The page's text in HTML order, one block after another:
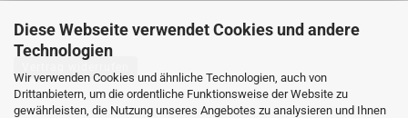
Diese Webseite verwendet Cookies und andere
Technologien
Wir verwenden Cookies und ähnliche Technologien, auch von
Drittanbietern, um die ordentliche Funktionsweise der Website zu
gewährleisten, die Nutzung unseres Angebotes zu analysieren und Ihnen